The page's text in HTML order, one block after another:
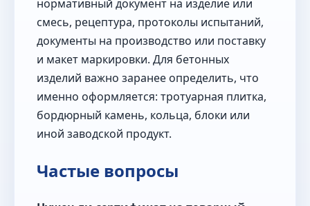
нормативный документ на изделие или
смесь, рецептура, протоколы испытаний,
документы на производство или поставку
и макет маркировки. Для бетонных
изделий важно заранее определить, что
именно оформляется: тротуарная плитка,
бордюрный камень, кольца, блоки или
иной заводской продукт.
Частые вопросы